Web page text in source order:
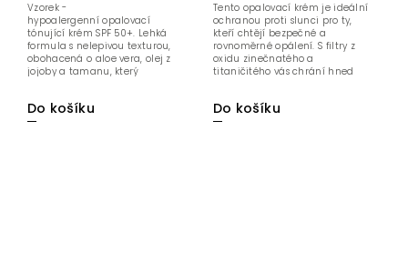
Do košíku
Vzorek -
hypoalergenní opalovací
tónující krém SPF 50+. Lehká
formula s nelepivou texturou,
obohacená o aloe vera, olej z
jojoby a tamanu, který
Do košíku
Tento opalovací krém je ideální
ochranou proti slunci pro ty,
kteří chtějí bezpečné a
rovnoměrné opálení. S filtry z
oxidu zinečnatého a
titaničitého vás chrání hned